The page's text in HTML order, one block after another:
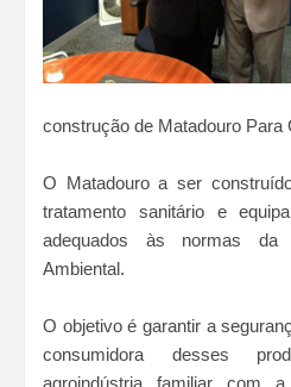
construção de Matadouro Para
O Matadouroa ser
tratamento sanitário e
adequados às normas da
Ambiental.
O objetivo é garantir a
consumidora desses
agroindústria familiar com